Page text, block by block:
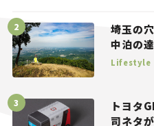
埼玉の
中泊の
Lifestyle
トヨタ
司ネタ